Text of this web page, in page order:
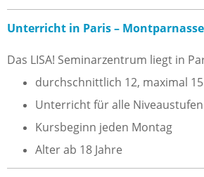
Unterricht in Paris – Montparnasse
Das LISA! Seminarzentrum liegt in
durchschnittlich 12, maximal
Unterricht für alle Niveaustufen
Kursbeginn jeden Montag
Alter ab 18 Jahre